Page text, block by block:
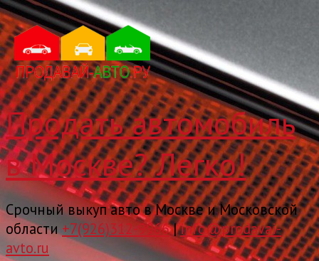
Продать автомобиль
в Москве? Легко!
Срочный выкуп авто в Москве и Московской
области+7(926)312-9966|info@prodavai-
avto.ru